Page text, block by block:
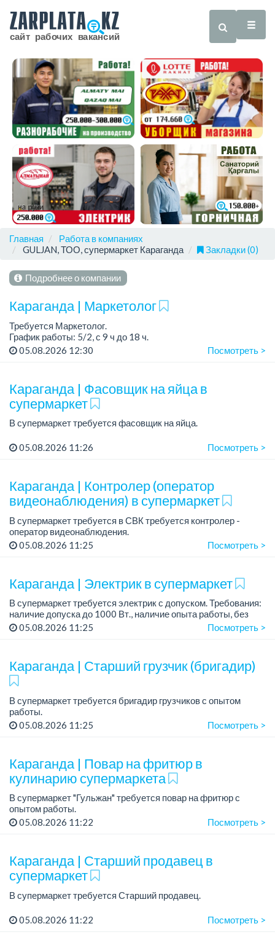
Главная
Работа в компаниях
GULJAN, ТОО, супермаркет Караганда
Закладки (0)
Подробнее о компании
Караганда | Маркетолог
Требуется Маркетолог.
График работы: 5/2, с 9 ч до 18 ч.
- уме...
05.08.2026 12:30 Посмотреть >
Караганда | Фасовщик на яйца в
супермаркет
В супермаркет требуется фасовщик на яйца.
График работы: 2/2.
Условия:
- Есть развозка: юг, гор...
05.08.2026 11:26 Посмотреть >
Караганда | Контролер (оператор
видеонаблюдения) в супермаркет
В супермаркет требуется в СВК требуется контролер -
оператор видеонаблюдения.
График работы: 2/2, с 09 ч до 23 ч.
05.08.2026 11:25 Посмотреть >
Караганда | Электрик в супермаркет
В супермаркет требуется электрик с допуском. Требования:
наличие допуска до 1000 Вт., наличие опыта работы, без
вредных привычек.
05.08.2026 11:25 Посмотреть >
Караганда | Старший грузчик (бригадир)
В супермаркет требуется бригадир грузчиков с опытом
работы.
График работы: 2/2, с 9ч до 23ч.
05.08.2026 11:25 Посмотреть >
Караганда | Повар на фритюр в
кулинарию супермаркета
В супермаркет "Гульжан" требуется повар на фритюр с
опытом работы.
Условия:
-...
05.08.2026 11:22 Посмотреть >
Караганда | Старший продавец в
супермаркет
В супермаркет требуется Старший продавец.
График работы: 5/2, по 10 часов.
05.08.2026 11:22 Посмотреть >